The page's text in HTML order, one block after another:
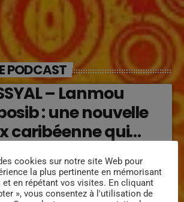
PODCAST
– Lanmou
: une nouvelle
caribéenne qui
(2026)
Narou : Respekte
la voix du respect
cookies sur notre site Web pour
la plus pertinente en mémorisant
et en répétant vos visites. En cliquant
», vous consentez à l'utilisation de